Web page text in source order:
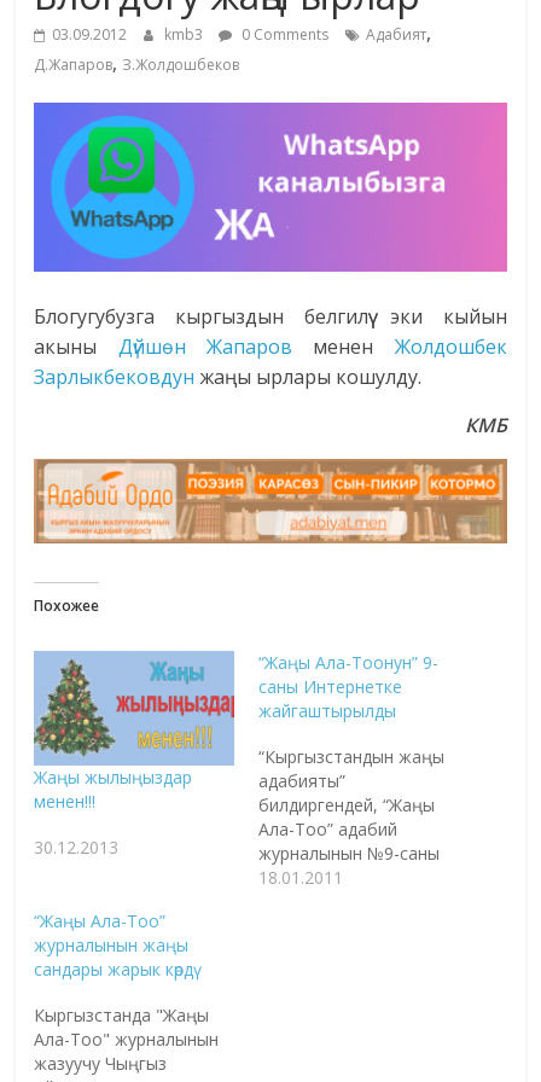
маданияты
жана
адабияты
03.09.2012 kmb3 0 Comments Адабият,
Д.Жапаров, З.Жолдошбеков
Блогугубузга кыргыздын белгилүү эки кыйын
акыны Дүйшөн Жапаров менен Жолдошбек
Зарлыкбековдун жаңы ырлары кошулду.
КМБ
Похожее
Жаңы жылыңыздар
менен!!!
30.12.2013
“Жаңы Ала-Тоонун” 9-
саны Интернетке
жайгаштырылды
“Кыргызстандын жаңы
адабияты”
билдиргендей, “Жаңы
Ала-Тоо” адабий
журналынын №9-саны
сайтка
18.01.2011
“Жаңы Ала-Тоо”
журналынын жаңы
сандары жарык көрдү
Кыргызстанда "Жаңы
Ала-Тоо" журналынын
жазуучу Чыңгыз